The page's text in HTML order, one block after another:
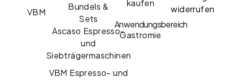
VBM
Bundels &
Sets
Ascaso Espresso-
und
Siebträgermaschinen
VBM Espresso- und
kaufen
Anwendungsbereich
Gastromie
widerrufen